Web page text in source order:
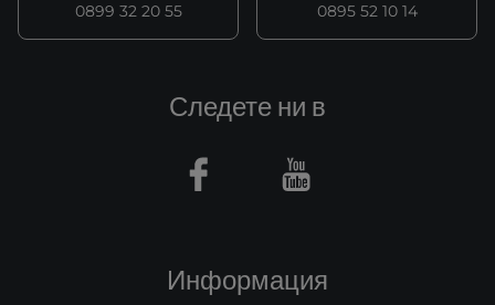
0899 32 20 55 0895 52 10 14
Информация
Следете ни в
Facebook Youtube